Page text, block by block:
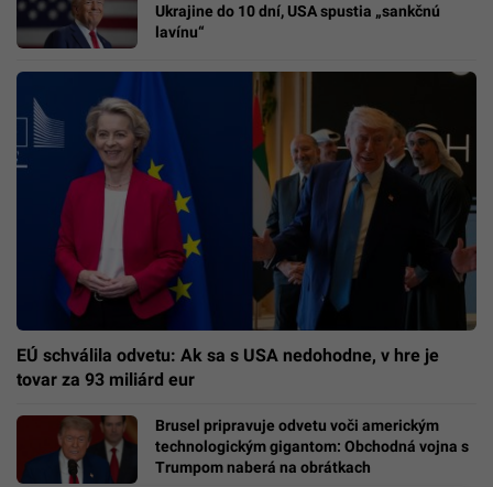
Ukrajine do 10 dní, USA spustia „sankčnú
lavínu“
EÚ schválila odvetu: Ak sa s USA nedohodne, v hre je
tovar za 93 miliárd eur
Brusel pripravuje odvetu voči americkým
technologickým gigantom: Obchodná vojna s
Trumpom naberá na obrátkach